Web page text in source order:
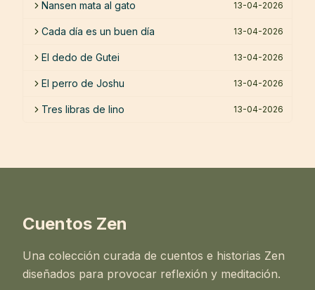
Nansen mata al gato 13-04-2026
Cada día es un buen día 13-04-2026
El dedo de Gutei 13-04-2026
El perro de Joshu 13-04-2026
Tres libras de lino 13-04-2026
Cuentos Zen
Una colección curada de cuentos e historias Zen
diseñados para provocar reflexión y meditación.